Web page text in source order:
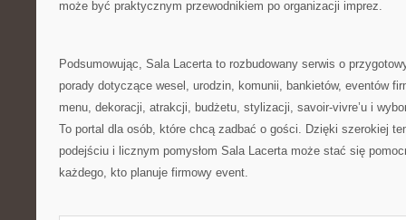
może być praktycznym przewodnikiem po organizacji imprez.
Podsumowując, Sala Lacerta to rozbudowany serwis o
porady dotyczące wesel, urodzin, komunii, bankietów, eventów
menu, dekoracji, atrakcji, budżetu, stylizacji, savoir-vivre’u i
To portal dla osób, które chcą zadbać o gości. Dzięki szerokiej
podejściu i licznym pomysłom Sala Lacerta może stać się
każdego, kto planuje firmowy event.